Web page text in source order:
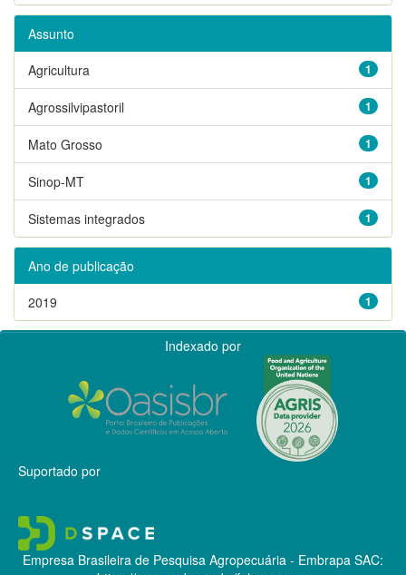
Assunto
1
Agricultura
1
Agrossilvipastoril
1
Mato Grosso
1
Sinop-MT
1
Sistemas integrados
Ano de publicação
1
2019
Indexado por
Suportado por
Empresa Brasileira de Pesquisa Agropecuária - Embrapa SAC: